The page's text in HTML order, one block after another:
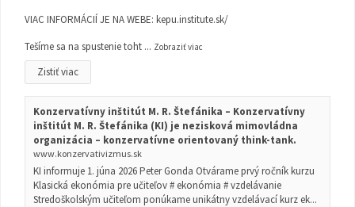
VIAC INFORMÁCIÍ JE NA WEBE: kepu.institute.sk/
Tešíme sa na spustenie toht ... Zobraziť viac
Zistiť viac
Konzervatívny inštitút M. R. Štefánika – Konzervatívny
inštitút M. R. Štefánika (KI) je nezisková mimovládna
organizácia – konzervatívne orientovaný think-tank.
www.konzervativizmus.sk
KI informuje 1. júna 2026 Peter Gonda Otvárame prvý ročník kurzu
Klasická ekonómia pre učiteľov # ekonómia # vzdelávanie
Stredoškolským učiteľom ponúkame unikátny vzdelávací kurz ek...